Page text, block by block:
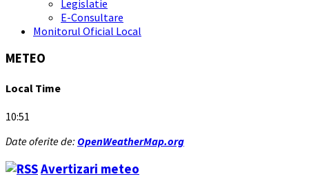
Legislatie
E-Consultare
Monitorul Oficial Local
METEO
Local Time
10:51
Date oferite de: OpenWeatherMap.org
Avertizari meteo